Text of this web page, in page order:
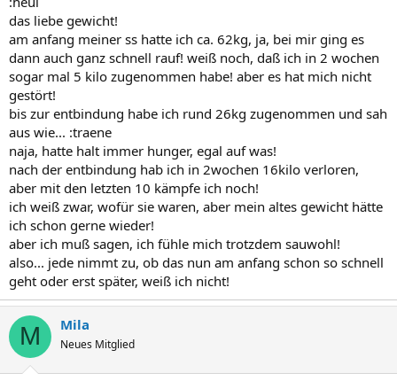
das liebe gewicht!
am anfang meiner ss hatte ich ca. 62kg, ja, bei mir ging es
dann auch ganz schnell rauf! weiß noch, daß ich in 2 wochen
sogar mal 5 kilo zugenommen habe! aber es hat mich nicht
gestört!
bis zur entbindung habe ich rund 26kg zugenommen und sah
aus wie... :traene
naja, hatte halt immer hunger, egal auf was!
nach der entbindung hab ich in 2wochen 16kilo verloren,
aber mit den letzten 10 kämpfe ich noch!
ich weiß zwar, wofür sie waren, aber mein altes gewicht hätte
ich schon gerne wieder!
aber ich muß sagen, ich fühle mich trotzdem sauwohl!
also... jede nimmt zu, ob das nun am anfang schon so schnell
geht oder erst später, weiß ich nicht!
M Mila
Neues Mitglied